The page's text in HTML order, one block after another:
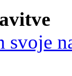
svoje